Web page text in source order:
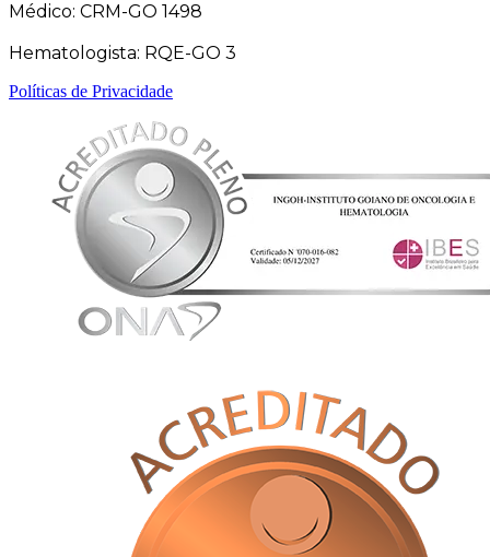
Médico: CRM-GO 1498
Hematologista: RQE-GO 3
Políticas de Privacidade